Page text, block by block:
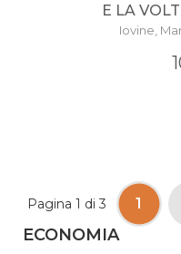
E LA
Iovine,
Pagina 1 di 3 1
ECONOMIA